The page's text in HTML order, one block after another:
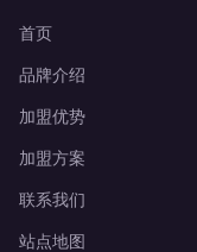
首页
品牌介绍
加盟优势
加盟方案
联系我们
站点地图